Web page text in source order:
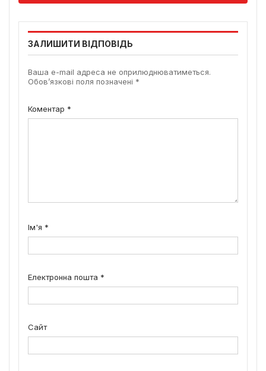
ЗАЛИШИТИ ВІДПОВІДЬ
Ваша e-mail адреса не оприлюднюватиметься.
Обов’язкові поля позначені *
Коментар *
Ім'я *
Електронна пошта *
Сайт